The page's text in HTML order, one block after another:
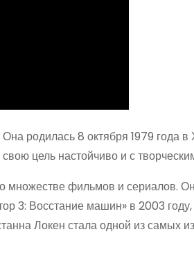
родилась 8 октября 1979 года в
цель настойчиво и с
множестве фильмов и сериалов.
3: Восстание машин» в 2003 году,
Локен стала одной из самых